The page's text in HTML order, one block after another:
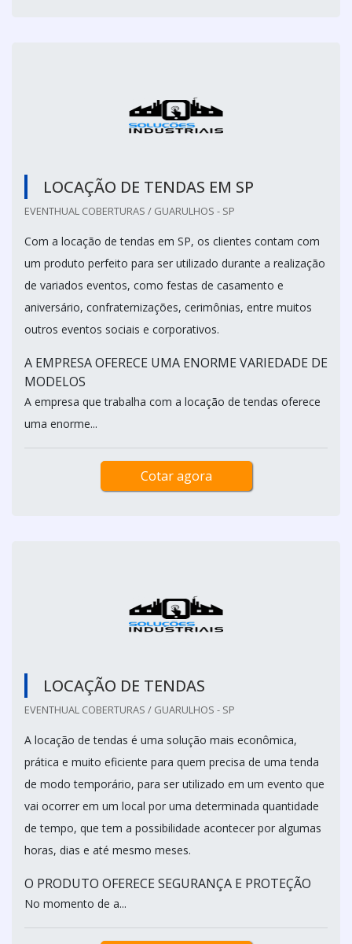
LOCAÇÃO DE TENDAS EM SP
EVENTHUAL COBERTURAS / GUARULHOS - SP
Com a locação de tendas em SP, os clientes contam com
um produto perfeito para ser utilizado durante a realização
de variados eventos, como festas de casamento e
aniversário, confraternizações, cerimônias, entre muitos
outros eventos sociais e corporativos.
A EMPRESA OFERECE UMA ENORME VARIEDADE DE
MODELOS
A empresa que trabalha com a locação de tendas oferece
uma enorme...
Cotar agora
LOCAÇÃO DE TENDAS
EVENTHUAL COBERTURAS / GUARULHOS - SP
A locação de tendas é uma solução mais econômica,
prática e muito eficiente para quem precisa de uma tenda
de modo temporário, para ser utilizado em um evento que
vai ocorrer em um local por uma determinada quantidade
de tempo, que tem a possibilidade acontecer por algumas
horas, dias e até mesmo meses.
O PRODUTO OFERECE SEGURANÇA E PROTEÇÃO
No momento de a...